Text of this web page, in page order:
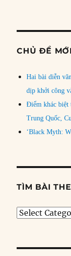
CHỦ ĐỀ MỚI
Hai bài diễn
dịp khởi công
Điểm khác biệt
Trung Quốc,
‘Black Myth:
TÌM BÀI
Tìm